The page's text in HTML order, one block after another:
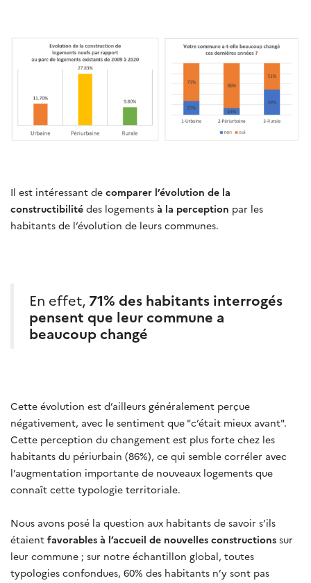
Il est intéressant de comparer l’évolution de la
constructibilité des logements à la perception par les
habitants de l’évolution de leurs communes.
En effet, 71% des habitants interrogés
pensent que leur commune a
beaucoup changé
Cette évolution est d’ailleurs généralement perçue
négativement, avec le sentiment que "c’était mieux avant".
Cette perception du changement est plus forte chez les
habitants du périurbain (86%), ce qui semble corréler avec
l’augmentation importante de nouveaux logements que
connaît cette typologie territoriale.
Nous avons posé la question aux habitants de savoir s’ils
étaient favorables à l’accueil de nouvelles constructions sur
leur commune ; sur notre échantillon global, toutes
typologies confondues, 60% des habitants n’y sont pas